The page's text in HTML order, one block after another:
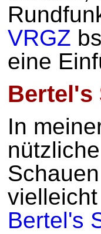
VRGZ
eine
Bertel's
In
nützliche
Bertel's